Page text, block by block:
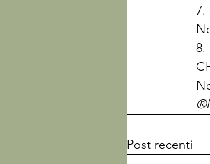
7.
8.
Post recenti